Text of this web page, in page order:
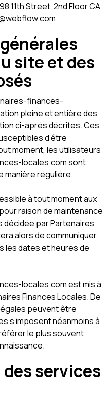
11th Street, 2nd Floor CA
site et des
finances-
pleine et entière des
ci-après décrites. Ces
d’être
moment, les utilisateurs
locales.com sont
manière régulière.
à tout moment aux
raison de maintenance
par Partenaires
alors de communiquer
les dates et heures de
locales.com est mis à
Finances Locales. De
peuvent être
s’imposent néanmoins à
le plus souvent
services